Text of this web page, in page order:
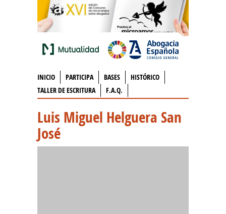
INICIO PARTICIPA BASES
HISTÓRICO
TALLER DE ESCRITURA
F.A.Q.
Luis Miguel Helguera San
José